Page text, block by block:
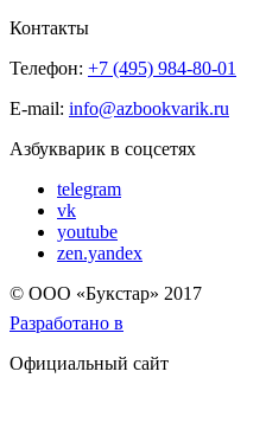
Контакты
Телефон: +7 (495) 984-80-01
E-mail: info@azbookvarik.ru
Азбукварик в соцсетях
telegram
vk
youtube
zen.yandex
© OOO «Букстар» 2017
Разработано в
Официальный сайт